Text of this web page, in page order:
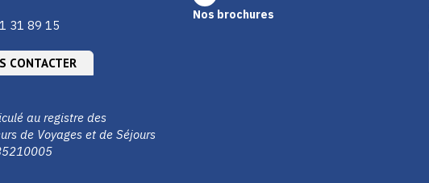
31 89 15
CONTACTER
au registre des
de Voyages et de Séjours
Nos brochures